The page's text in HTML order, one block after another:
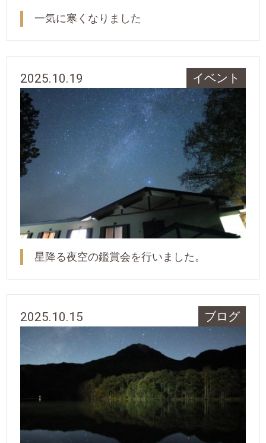
一気に寒くなりました
2025.10.19 イベント
星降る夜空の鑑賞会を行いました。
2025.10.15 ブログ